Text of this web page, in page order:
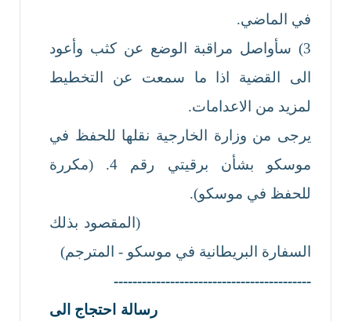
في الماضي.
3) سأواصل مراقبة الوضع عن كثب وأعود
الى القضية اذا ما سمعت عن التخطيط
لمزيد من الاعدامات.
يرجى من وزارة الخارجية نقلها للحفظ في
موسكو بشأن برقيتي رقم 4. (مكررة
للحفظ في موسكو).
(المقصود بذلك
السفارة البريطانية في موسكو - المترجم)
------------------------------------------
رسالة احتجاج الى